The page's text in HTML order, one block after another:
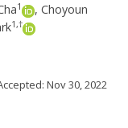
1 , Choyoun
1,†
Nov 30, 2022